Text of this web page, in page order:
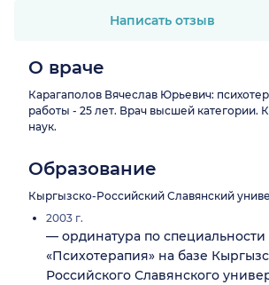
Написать отзыв
О враче
Карагаполов Вячеслав Юрьевич:
работы - 25 лет. Врач высшей категории.
наук.
Образование
Кыргызско-Российский Славянский
2003 г.
— ординатура по специальности
«Психотерапия» на базе
Российского Славянского